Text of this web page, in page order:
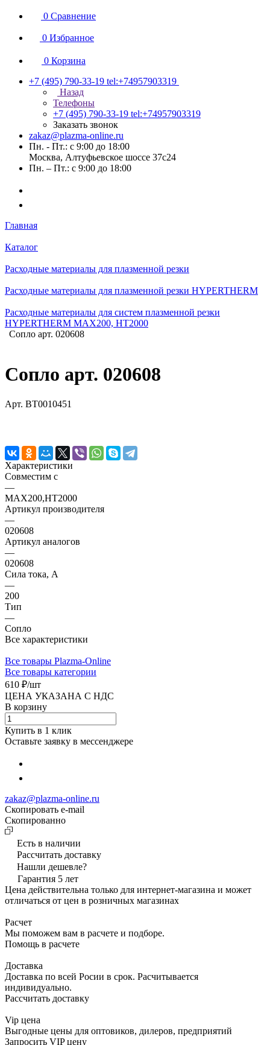
0 Сравнение
0 Избранное
0 Корзина
+7 (495) 790-33-19 tel:+74957903319
Назад
Телефоны
+7 (495) 790-33-19 tel:+74957903319
Заказать звонок
zakaz@plazma-online.ru
Пн. - Пт.: с 9:00 до 18:00
Москва, Алтуфьевское шоссе 37с24
Пн. – Пт.: с 9:00 до 18:00
Главная
Каталог
Расходные материалы для плазменной резки
Расходные материалы для плазменной резки HYPERTHERM
Расходные материалы для систем плазменной резки
HYPERTHERM MAX200, HT2000
Сопло арт. 020608
Сопло арт. 020608
Арт. BT0010451
Характеристики
Совместим с
—
MAX200,HT2000
Артикул производителя
—
020608
Артикул аналогов
—
020608
Сила тока, А
—
200
Тип
—
Сопло
Все характеристики
Все товары Plazma-Online
Все товары категории
610 ₽/шт
ЦЕНА УКАЗАНА С НДС
В корзину
Купить в 1 клик
Оставьте заявку в мессенджере
zakaz@plazma-online.ru
Скопировать e-mail
Cкопированно
Есть в наличии
Рассчитать доставку
Нашли дешевле?
Гарантия 5 лет
Цена действительна только для интернет-магазина и может
отличаться от цен в розничных магазинах
Расчет
Мы поможем вам в расчете и подборе.
Помощь в расчете
Доставка
Доставка по всей Росии в срок. Расчитывается
индивидуально.
Рассчитать доставку
Vip цена
Выгодные цены для оптовиков, дилеров, предприятий
Запросить VIP цену